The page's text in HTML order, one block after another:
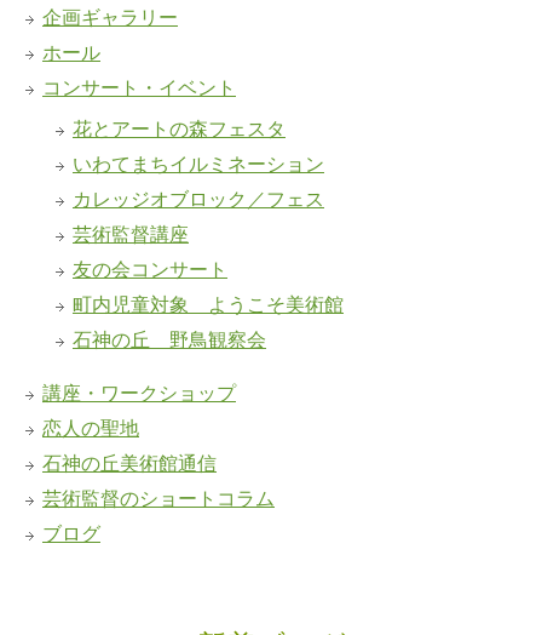
企画ギャラリー
ホール
コンサート・イベント
花とアートの森フェスタ
いわてまちイルミネーション
カレッジオブロック／フェス
芸術監督講座
友の会コンサート
町内児童対象 ようこそ美術館
石神の丘 野鳥観察会
講座・ワークショップ
恋人の聖地
石神の丘美術館通信
芸術監督のショートコラム
ブログ